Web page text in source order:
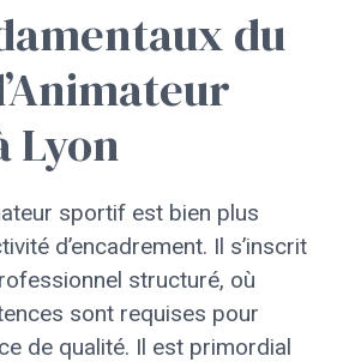
du
Lyon
sportif est bien plus
d’encadrement. Il s’inscrit
structuré, où
sont requises pour
de qualité. Il est primordial